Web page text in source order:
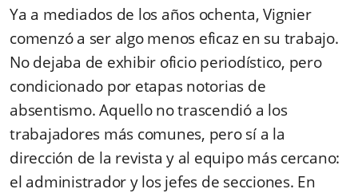
Ya a mediados de los años ochenta, Vignier
comenzó a ser algo menos eficaz en su trabajo.
No dejaba de exhibir oficio periodístico, pero
condicionado por etapas notorias de
absentismo. Aquello no trascendió a los
trabajadores más comunes, pero sí a la
dirección de la revista y al equipo más cercano:
el administrador y los jefes de secciones. En